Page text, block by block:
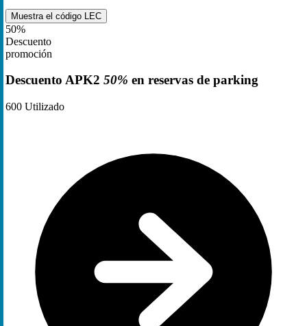
Muestra el código LEC
50%
Descuento
promoción
Descuento APK2 50% en reservas de parking
600 Utilizado